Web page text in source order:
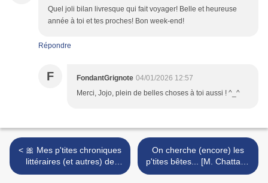
Quel joli bilan livresque qui fait voyager! Belle et heureuse
année à toi et tes proches! Bon week-end!
Répondre
F FondantGrignote 04/01/2026 12:57
Merci, Jojo, plein de belles choses à toi aussi ! ^_^
< 🎀 Mes p'tites chroniques
littéraires (et autres) de
décembre...
On cherche (encore) les
p'tites bêtes... [M. Chattam,
"Un(e) secte"] >